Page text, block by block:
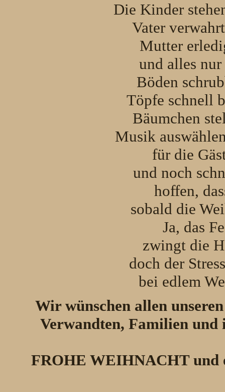
Die Kinder
Vater
Mutter
und alles
Böden
Töpfe schnell
Bäumchen
Musik
für die
und noch
hoffen,
sobald die
Ja, das
zwingt die
doch der
bei edlem
Wir wünschen allen
Verwandten, Familien und
FROHE WEIHNACHT und